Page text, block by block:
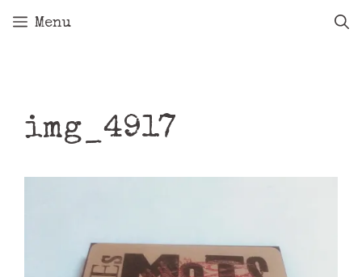
Menu
img_4917